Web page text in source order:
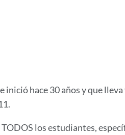
inició hace 30 años y que
los estudiantes,